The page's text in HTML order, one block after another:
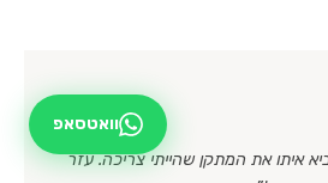
איתו את המתקן שהייתי צריכה. עזר
וואטסאפ